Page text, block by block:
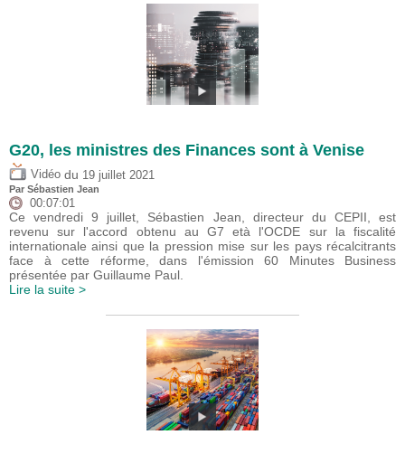
G20, les ministres des Finances sont à Venise
Vidéo du 19 juillet 2021
Par Sébastien Jean
00:07:01
Ce vendredi 9 juillet, Sébastien Jean, directeur du CEPII, est
revenu sur l'accord obtenu au G7 età l'OCDE sur la fiscalité
internationale ainsi que la pression mise sur les pays récalcitrants
face à cette réforme, dans l'émission 60 Minutes Business
présentée par Guillaume Paul.
Lire la suite >